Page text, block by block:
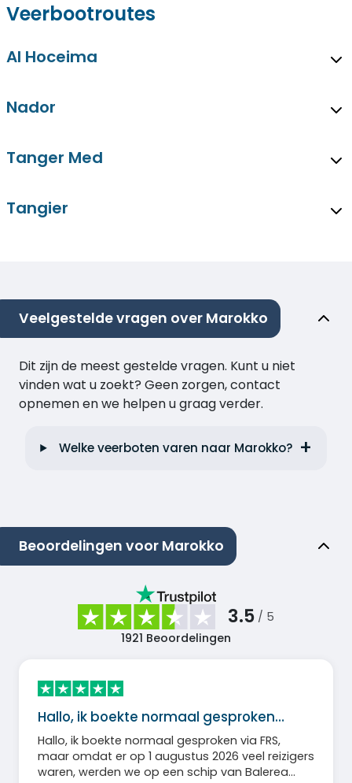
Veerbootroutes
Al Hoceima
Nador
Tanger Med
Tangier
Veelgestelde vragen over Marokko
Dit zijn de meest gestelde vragen. Kunt u niet
vinden wat u zoekt? Geen zorgen, contact
opnemen en we helpen u graag verder.
Welke veerboten varen naar Marokko?
Beoordelingen voor Marokko
3.5 / 5
1921 Beoordelingen
Hallo, ik boekte normaal gesproken…
Hallo, ik boekte normaal gesproken via FRS,
maar omdat er op 1 augustus 2026 veel reizigers
waren, werden we op een schip van Balerea